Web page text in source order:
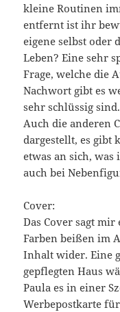
kleine Routinen
entfernt ist ihr
eigene selbst oder
Leben? Eine sehr
Frage, welche die
Nachwort gibt es
sehr schlüssig sind.
Auch die anderen
dargestellt, es gibt
etwas an sich,
auch bei
Cover:
Das Cover sagt
Farben beißen im
Inhalt wider. Eine
gepflegten Haus
Paula es in einer
Werbepostkarte